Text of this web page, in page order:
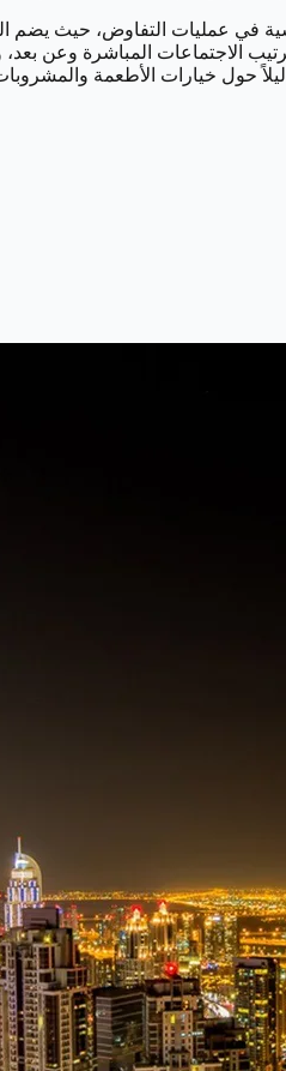
في عمليات التفاوض، حيث يضم
الاجتماعات المباشرة وعن
دليلاً حول خيارات الأطعمة